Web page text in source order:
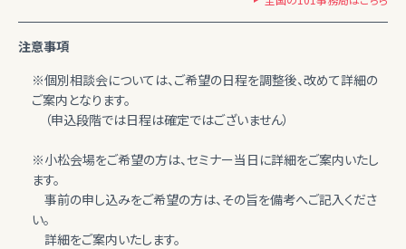
注意事項
※個別相談会については、ご希望の日程を調整後、改めて詳細の
ご案内となります。
（申込段階では日程は確定ではございません）
※小松会場をご希望の方は、セミナー当日に詳細をご案内いたし
ます。
事前の申し込みをご希望の方は、その旨を備考へご記入くださ
い。
詳細をご案内いたします。